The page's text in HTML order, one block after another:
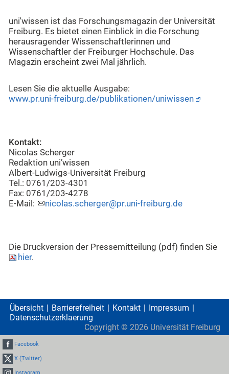
uni'wissen ist das Forschungsmagazin der Universität
Freiburg. Es bietet einen Einblick in die Forschung
herausragender Wissenschaftlerinnen und
Wissenschaftler der Freiburger Hochschule. Das
Magazin erscheint zwei Mal jährlich.
Lesen Sie die aktuelle Ausgabe:
www.pr.uni-freiburg.de/publikationen/uniwissen
Kontakt:
Nicolas Scherger
Redaktion uni’wissen
Albert-Ludwigs-Universität Freiburg
Tel.: 0761/203-4301
Fax: 0761/203-4278
E-Mail:
nicolas.scherger@pr.uni-freiburg.de
Die Druckversion der Pressemitteilung (pdf) finden Sie
hier.
Übersicht Barrierefreiheit Kontakt
Impressum
Datenschutzerklaerung
Copyright © 2026 Universität Freiburg
Facebook
X (Twitter)
Instagram